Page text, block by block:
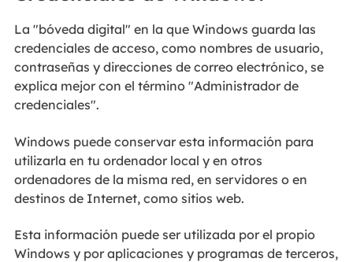
La "bóveda digital" en la que Windows guarda las
credenciales de acceso, como nombres de usuario,
contraseñas y direcciones de correo electrónico, se
explica mejor con el término "Administrador de
credenciales".
Windows puede conservar esta información para
utilizarla en tu ordenador local y en otros
ordenadores de la misma red, en servidores o en
destinos de Internet, como sitios web.
Esta información puede ser utilizada por el propio
Windows y por aplicaciones y programas de terceros,